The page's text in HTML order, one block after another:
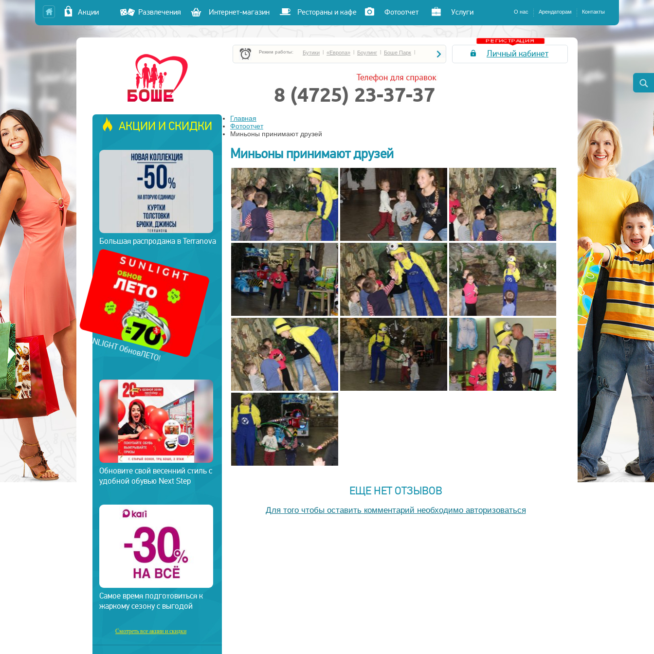
Акции Развлечения Интернет-магазин Рестораны и кафе Фотоотчет Услуги О нас Арендаторам Контакты
Режим работы: Бутики «Европа» Боулинг Боше Парк
Кафе и рестораны Кинотеатр «Чарли»
Личный кабинет
АКЦИИ И СКИДКИ
Большая распродажа в Terranova
В SUNLIGHT ОбновЛЕТО!
Обновите свой весенний стиль с
удобной обувью Next Step
Самое время подготовиться к
жаркому сезону с выгодой
Смотреть все акции и скидки
Главная
Фотоотчет
Миньоны принимают друзей
Миньоны принимают друзей
ЕЩЕ НЕТ ОТЗЫВОВ
Для того чтобы оставить комментарий необходимо авторизоваться